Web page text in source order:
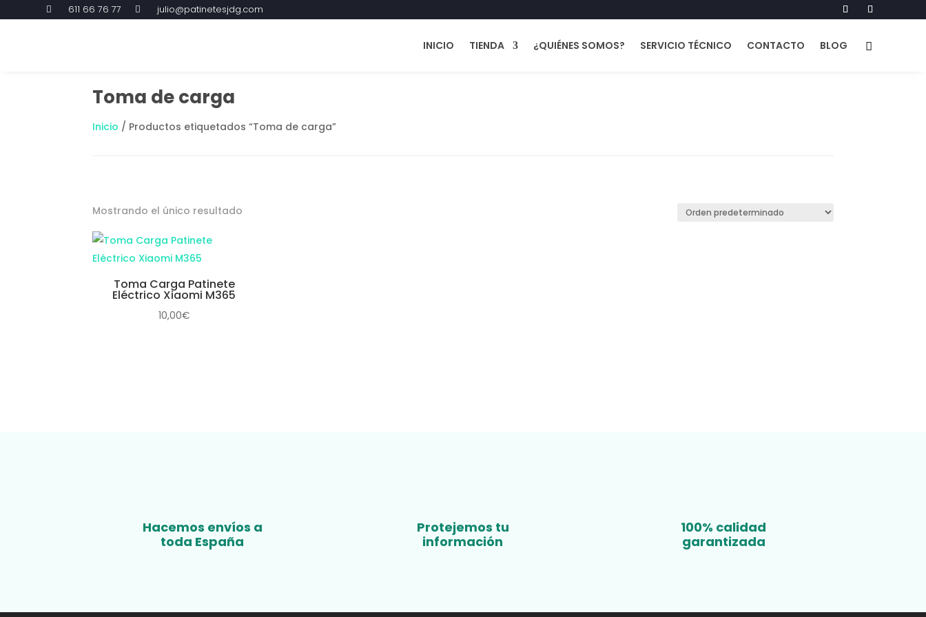
 611 66 76 77  julio@patinetesjdg.com
INICIO TIENDA ¿QUIÉNES SOMOS? SERVICIO TÉCNICO CONTACTO BLOG
Toma de carga
Inicio / Productos etiquetados “Toma de carga”
Mostrando el único resultado
Toma Carga Patinete
Eléctrico Xiaomi M365
10,00€
Hacemos envíos a
toda España
Protejemos tu
información
100% calidad
garantizada